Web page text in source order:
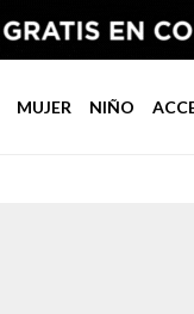
MUJER NIÑO